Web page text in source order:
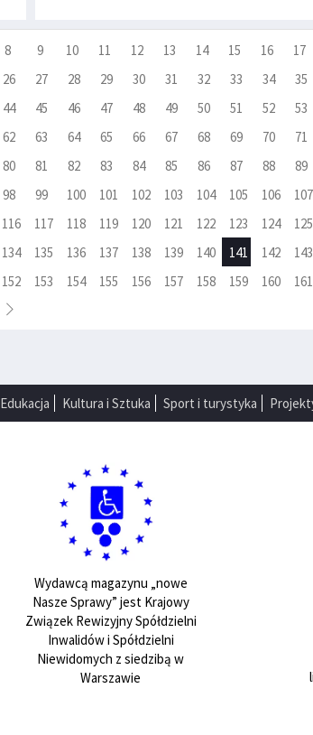
8 9 10 11 12 13 14 15 16
17
26 27 28 29 30 31 32 33 34
35
44 45 46 47 48 49 50 51 52
53
62 63 64 65 66 67 68 69 70
71
80 81 82 83 84 85 86 87 88
89
98 99 100 101 102 103 104 105 106
107
116 117 118 119 120 121 122 123 124
125
134 135 136 137 138 139 140 141 142
143
152 153 154 155 156 157 158 159 160
161
Edukacja Kultura i Sztuka Sport i turystyka
Wydawcą magazynu „nowe
Nasze Sprawy” jest Krajowy
Związek Rewizyjny Spółdzielni
Inwalidów i Spółdzielni
Niewidomych z siedzibą w
Warszawie